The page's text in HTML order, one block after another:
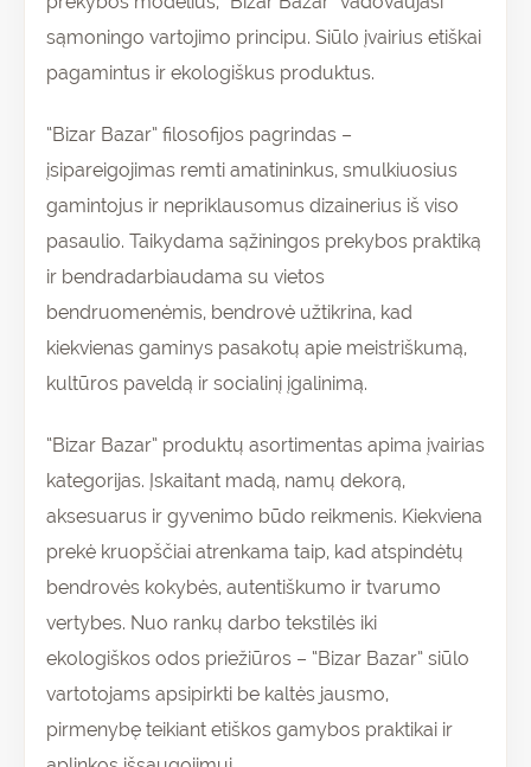
sąmoningo vartojimo principu. Siūlo įvairius etiškai
pagamintus ir ekologiškus produktus.
“Bizar Bazar” filosofijos pagrindas –
įsipareigojimas remti amatininkus, smulkiuosius
gamintojus ir nepriklausomus dizainerius iš viso
pasaulio. Taikydama sąžiningos prekybos praktiką
ir bendradarbiaudama su vietos
bendruomenėmis, bendrovė užtikrina, kad
kiekvienas gaminys pasakotų apie meistriškumą,
kultūros paveldą ir socialinį įgalinimą.
“Bizar Bazar” produktų asortimentas apima įvairias
kategorijas. Įskaitant madą, namų dekorą,
aksesuarus ir gyvenimo būdo reikmenis. Kiekviena
prekė kruopščiai atrenkama taip, kad atspindėtų
bendrovės kokybės, autentiškumo ir tvarumo
vertybes. Nuo rankų darbo tekstilės iki
ekologiškos odos priežiūros – “Bizar Bazar” siūlo
vartotojams apsipirkti be kaltės jausmo,
pirmenybę teikiant etiškos gamybos praktikai ir